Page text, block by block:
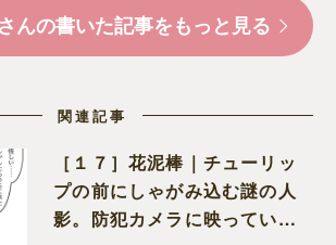
んの書いた記事をもっと見る
関連記事
［１７］花泥棒｜チューリッ
プの前にしゃがみ込む謎の人
影。防犯カメラに映っていた